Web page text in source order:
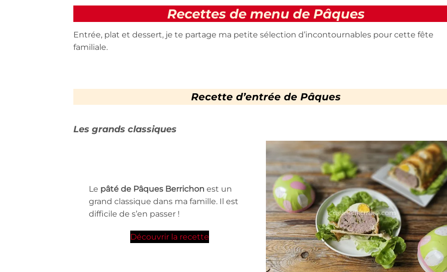
Recettes de menu de Pâques
Entrée, plat et dessert, je te partage ma petite sélection d’incontournables pour cette fête
familiale.
Recette d’entrée de Pâques
Les grands classiques
Le pâté de Pâques Berrichon est un
grand classique dans ma famille. Il est
difficile de s’en passer !
Découvrir la recette